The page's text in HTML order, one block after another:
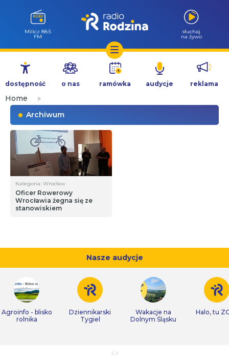
Przejdź
treści
Milicz 88.5
FM
słuchaj
na żywo
dostępność o nas ramówka audycje reklama
Home
»
Archiwum
Kategoria: Wrocław
Oficer Rowerowy
Wrocławia żegna się ze
stanowiskiem
Nasze audycje
Agroinfo - blisko
rolnika
Dziennikarski
Tygiel
Wakacje na
Dolnym Śląsku
Halo, tu